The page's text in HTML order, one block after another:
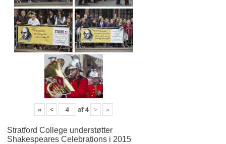
« < af4 > »
Stratford College understøtter
Shakespeares Celebrations i 2015